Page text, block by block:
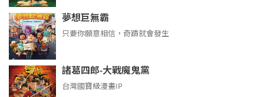
夢想巨無霸
只要你願意相信，奇蹟就會發生
諸葛四郎-大戰魔鬼黨
台灣國寶級漫畫IP